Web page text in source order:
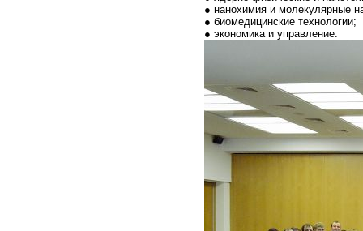
● нанохимия и молекулярные
● биомедицинские технологии;
● экономика и управление.